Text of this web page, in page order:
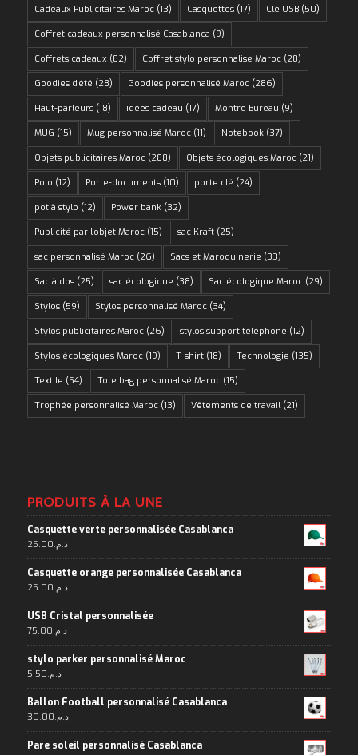
Cadeaux Publicitaires Maroc(13) Casquettes(17) Clé USB(50)
Coffret cadeaux personnalisé Casablanca (9)
Coffrets cadeaux (82) Coffret stylo personnalise Maroc(28)
Goodies d'été (28) Goodies personnalisé Maroc(286)
Haut-parleurs(18) idées cadeau (17) Montre Bureau (9)
MUG (15) Mug personnalisé Maroc(11) Notebook(37)
Objets publicitaires Maroc(288) Objets écologiques Maroc(21)
Polo (12) Porte-documents(10) porte clé (24)
pot à stylo (12) Power bank(32)
Publicité par l'objet Maroc(15) sac Kraft(25)
sac personnalisé Maroc(26) Sacs et Maroquinerie (33)
Sac à dos(25) sac écologique (38) Sac écologique Maroc(29)
Stylos(59) Stylos personnalisé Maroc(34)
Stylos publicitaires Maroc(26) stylos support téléphone (12)
Stylos écologiques Maroc(19) T-shirt(18) Technologie (135)
Textile (54) Tote bag personnalisé Maroc(15)
Trophée personnalisé Maroc(13) Vêtements de travail(21)
PRODUITS À LA UNE
Casquette verte personnalisée Casablanca
د.م.25.00
Casquette orange personnalisée Casablanca
د.م.25.00
USB Cristal personnalisée
د.م.75.00
stylo parker personnalisé Maroc
د.م.5.50
Ballon Football personnalisé Casablanca
د.م.30.00
Pare soleil personnalisé Casablanca